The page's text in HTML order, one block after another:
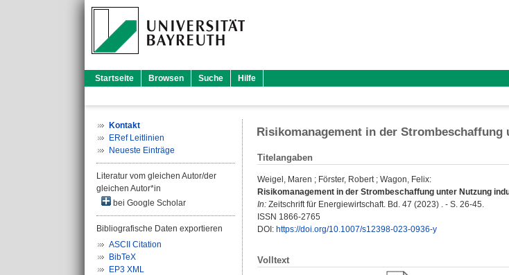
Startseite Browsen Suche Hilfe
Kontakt
ERef Leitlinien
Neueste Einträge
Literatur vom gleichen Autor/der
gleichen Autor*in
bei Google Scholar
Bibliografische Daten exportieren
ASCII Citation
BibTeX
EP3 XML
Risikomanagement in der
Titelangaben
Weigel, Maren ; Förster, Robert; Wagon, Felix:
Risikomanagement in der Strombeschaffung unter Nutzung
In: Zeitschrift für Energiewirtschaft. Bd. 47 (2023) . - S. 26-45.
ISSN 1866-2765
DOI: https://doi.org/10.1007/s12398-023-0936-y
Volltext